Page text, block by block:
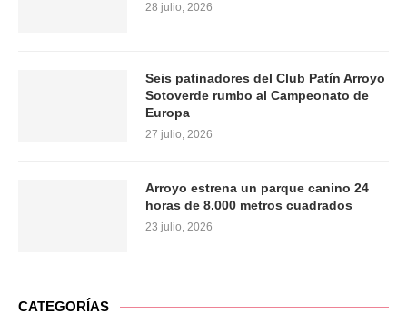
28 julio, 2026
Seis patinadores del Club Patín Arroyo
Sotoverde rumbo al Campeonato de
Europa
27 julio, 2026
Arroyo estrena un parque canino 24
horas de 8.000 metros cuadrados
23 julio, 2026
CATEGORÍAS